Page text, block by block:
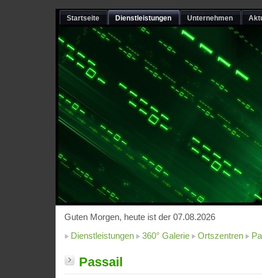
Startseite Dienstleistungen Unternehmen
Guten Morgen, heute ist der 07.08.2026
Dienstleistungen
360° Galerie Ortszentren
Passail